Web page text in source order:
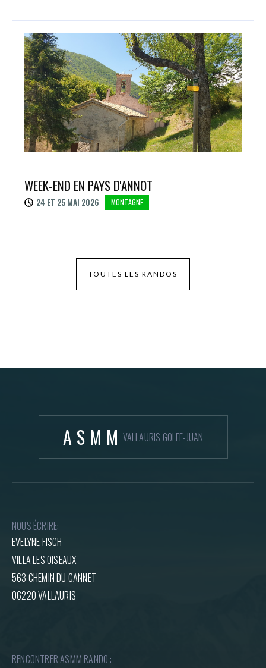
WEEK-END EN PAYS D'ANNOT
24 ET 25 MAI 2026 MONTAGNE
TOUTES LES RANDOS
ASMM VALLAURIS GOLFE-JUAN
NOUS ÉCRIRE:
EVELYNE FISCH
VILLA LES OISEAUX
563 CHEMIN DU CANNET
06220 VALLAURIS
RENCONTRER ASMM RANDO :